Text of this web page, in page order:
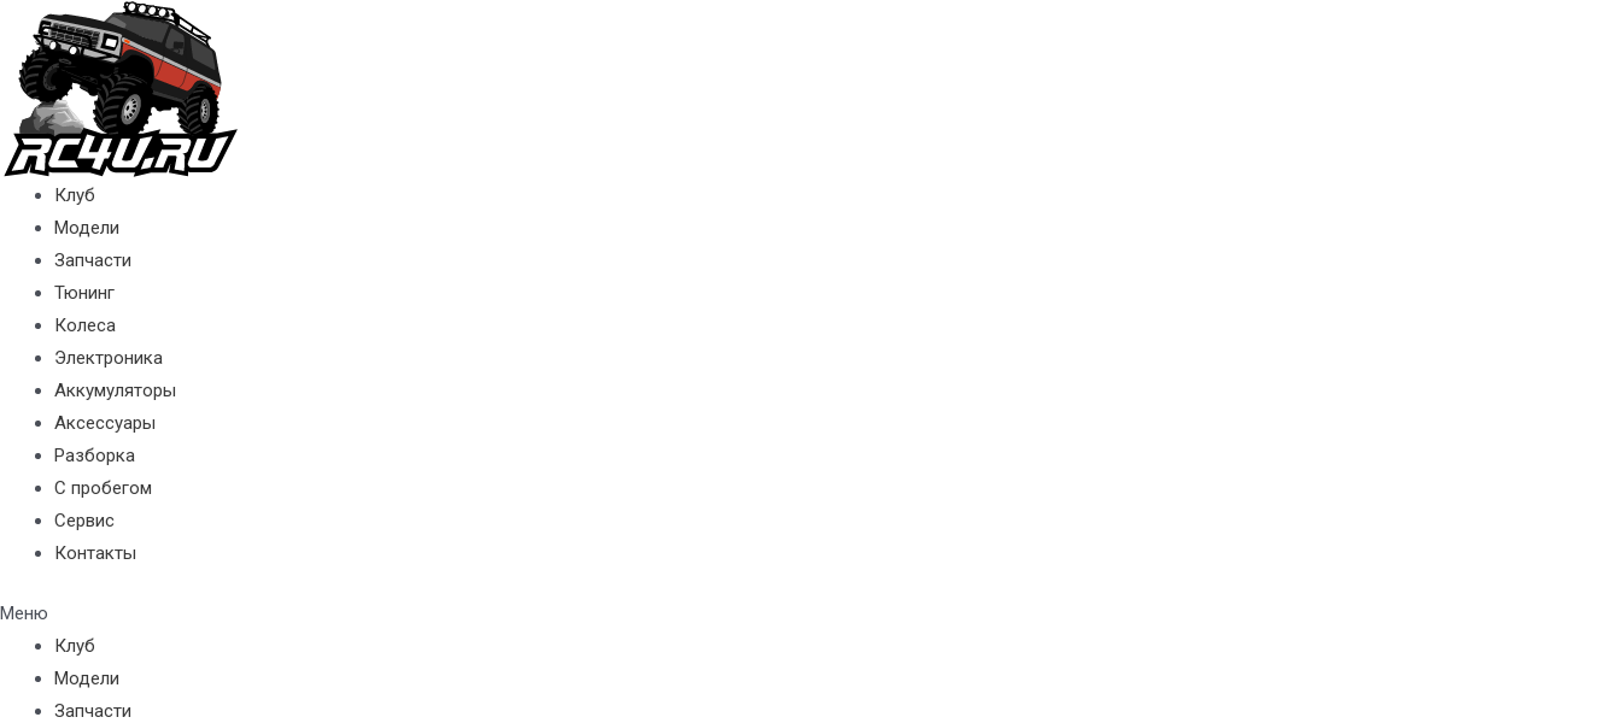
Перейти
содержимому
Клуб
Модели
Запчасти
Тюнинг
Колеса
Электроника
Аккумуляторы
Аксессуары
Разборка
С пробегом
Сервис
Контакты
Меню
Клуб
Модели
Запчасти